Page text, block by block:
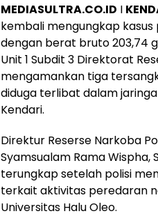
MEDIASULTRA.CO.ID I
kembali mengungkap
dengan berat bruto 203,74
Unit 1 Subdit 3 Direktorat
mengamankan tiga
diduga terlibat dalam
Kendari.
Direktur Reserse Narkoba
Syamsualam Rama Wispha,
terungkap setelah polisi
terkait aktivitas peredaran
Universitas Halu Oleo.